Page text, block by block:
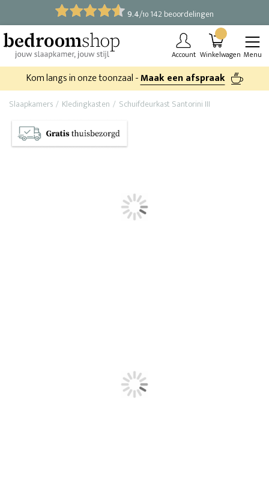
9.4/10 142 beoordelingen
Account Winkelwagen Menu
Kom langs in onze toonzaal -Maak een afspraak
Slaapkamers Kledingkasten Schuifdeurkast Santorini III